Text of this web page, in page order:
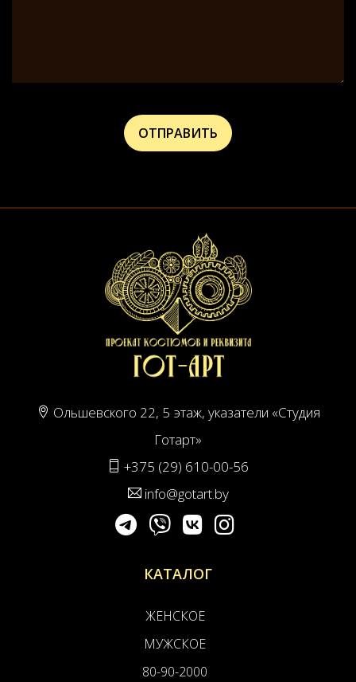
Ольшевского 22, 5 этаж, указатели «Студия
Готарт»
+375 (29) 610-00-56
info@gotart.by
КАТАЛОГ
ЖЕНСКОЕ
МУЖСКОЕ
80-90-2000